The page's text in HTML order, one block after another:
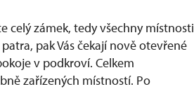
celý zámek, tedy všechny místnosti
pak Vás čekají nově otevřené
v podkroví. Celkem
zařízených místností. Po